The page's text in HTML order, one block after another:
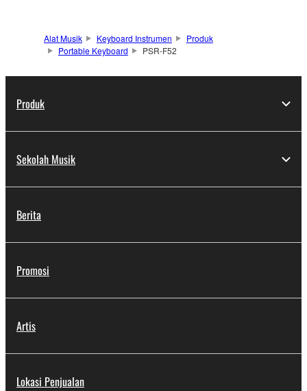
Alat Musik Keyboard Instrumen
Produk
Portable Keyboard
PSR-F52
Produk
Sekolah Musik
Berita
Promosi
Artis
Lokasi Penjualan